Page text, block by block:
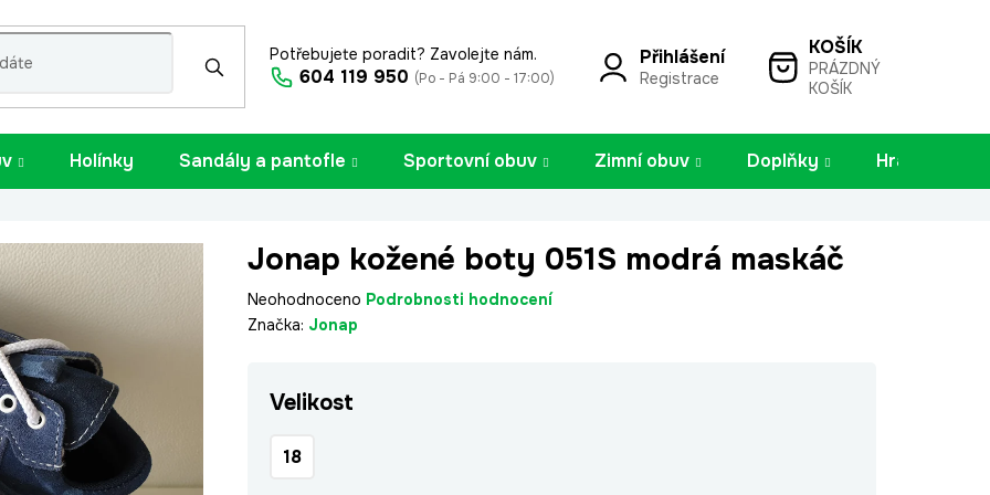
Potřebujete poradit? Zavolejte nám.
604 119 950 (Po - Pá 9:00 - 17:00)
Přihlášení
Registrace
NÁKUPNÍ
KOŠÍK
PRÁZDNÝ
KOŠÍK
Holínky Sandály a pantofle Sportovní obuv Zimní obuv Doplňky Hračky
Jonap kožené boty 051S modrá maskáč
Průměrné
hodnocení
0,0
Neohodnoceno Podrobnosti hodnocení
Značka: Jonap
Velikost
18